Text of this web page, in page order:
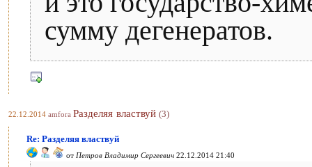
сумму дегенератов.
22.12.2014 amfora Разделяя властвуй (3)
Re: Разделяя властвуй
от Петров Владимир Сергеевич 22.12.2014 21:40